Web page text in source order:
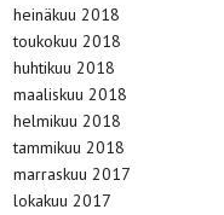
heinäkuu 2018
toukokuu 2018
huhtikuu 2018
maaliskuu 2018
helmikuu 2018
tammikuu 2018
marraskuu 2017
lokakuu 2017